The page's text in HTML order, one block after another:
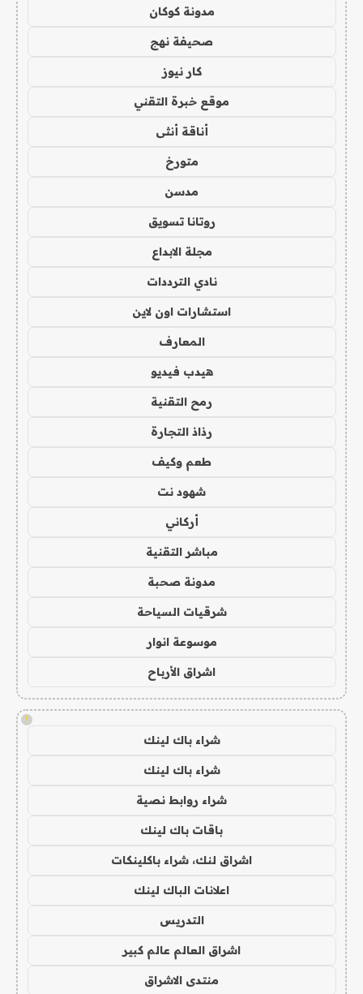
مدونة كوكان
صحيفة نهج
كار نيوز
موقع خبرة التقني
أناقة أنثى
متورخ
مدسن
روتانا تسويق
مجلة الابداع
نادي الترددات
استشارات اون لاين
المعارف
هيدب فيديو
رمح التقنية
رذاذ التجارة
طعم وكيف
شهود نت
أركاني
مباشر التقنية
مدونة صحبة
شرقيات السياحة
موسوعة انوار
اشراق الأرباح
!
شراء باك لينك
شراء باك لينك
شراء روابط نصية
باقات باك لينك
اشراق لنك، شراء باكلينكات
اعلانات الباك لينك
التدريس
اشراق العالم عالم كبير
منتدى الاشراق